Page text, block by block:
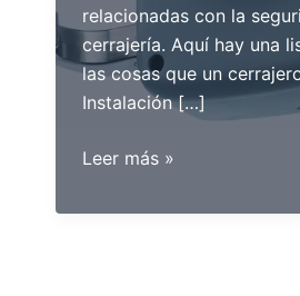
relacionadas con la
cerrajería. Aquí hay una
las cosas que un
Instalación […]
Cerrajero
L’Hospitalet
Leer más »